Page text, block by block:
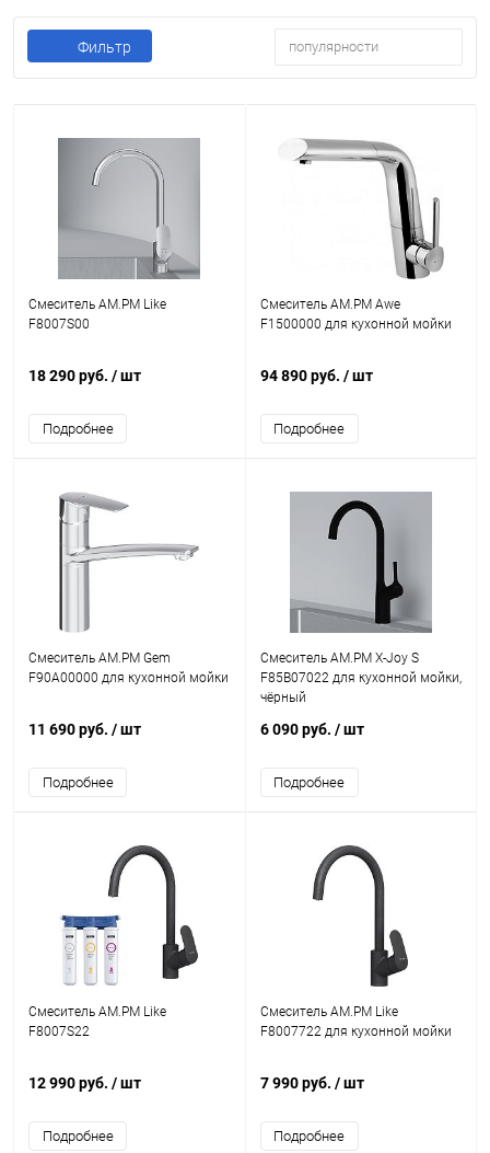
Фильтр популярности
Смеситель AM.PM Like
F8007S00
18 290 руб. / шт
Подробнее
Смеситель AM.PM Awe
F1500000 для кухонной мойки
94 890 руб. / шт
Подробнее
Смеситель AM.PM Gem
F90A00000 для кухонной мойки
11 690 руб. / шт
Подробнее
Смеситель AM.PM X-Joy S
F85B07022 для кухонной мойки,
чёрный
6 090 руб. / шт
Подробнее
Смеситель AM.PM Like
F8007S22
12 990 руб. / шт
Подробнее
Смеситель AM.PM Like
F8007722 для кухонной мойки
7 990 руб. / шт
Подробнее